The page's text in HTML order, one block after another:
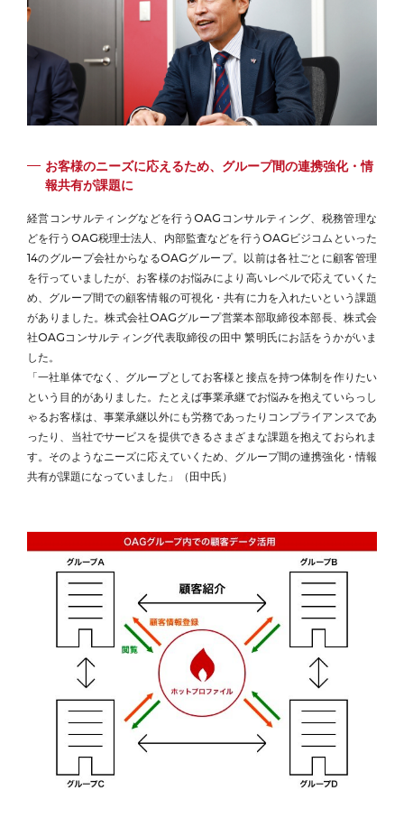
お客様のニーズに応えるため、グループ間の連携強化・情
報共有が課題に
経営コンサルティングなどを行うOAGコンサルティング、税務管理な
どを行うOAG税理士法人、内部監査などを行うOAGビジコムといった
14のグループ会社からなるOAGグループ。以前は各社ごとに顧客管理
を行っていましたが、お客様のお悩みにより高いレベルで応えていくた
め、グループ間での顧客情報の可視化・共有に力を入れたいという課題
がありました。株式会社OAGグループ営業本部取締役本部長、株式会
社OAGコンサルティング代表取締役の田中 繁明氏にお話をうかがいま
した。
「一社単体でなく、グループとしてお客様と接点を持つ体制を作りたい
という目的がありました。たとえば事業承継でお悩みを抱えていらっし
ゃるお客様は、事業承継以外にも労務であったりコンプライアンスであ
ったり、当社でサービスを提供できるさまざまな課題を抱えておられま
す。そのようなニーズに応えていくため、グループ間の連携強化・情報
共有が課題になっていました」（田中氏）